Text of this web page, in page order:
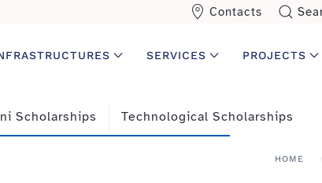
Contacts
SERVICES PROJECTS
Scholarships Technological Scholarships
HOME